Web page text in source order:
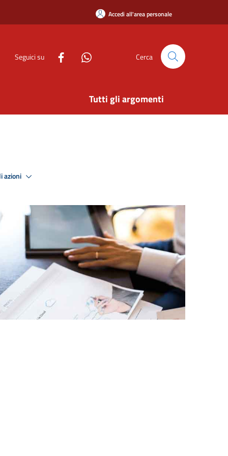
Accedi all'area personale
Seguici su Cerca
Tutti gli argomenti
azioni